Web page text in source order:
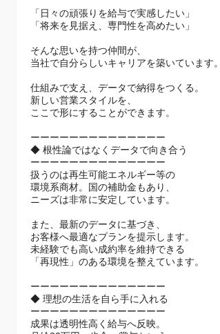
「日々の頑張りを給与で実感したい」
「将来を見据え、専門性を高めたい」
そんな思いを持つ仲間が、
当社で自分らしいキャリアを築いています。
仕組みで支え、データで納得をつくる。
新しい営業スタイルを、
ここで形にすることができます。
ーーーーーーーーーーーーーー
◆ 根性論ではなくデータで向き合う
ーーーーーーーーーーーーーー
扱うのは再生可能エネルギー等の
環境系商材。国の補助金もあり、
ニーズは非常に安定しています。
また、最新のデータに基づき、
お客様へ最適なプランを提示します。
未経験でも高い成約率を維持できる
「再現性」のある環境を整えています。
ーーーーーーーーーーーーーー
◆ 理想の生活を自ら手に入れる
ーーーーーーーーーーーーーー
成果は透明性高く給与へ反映。